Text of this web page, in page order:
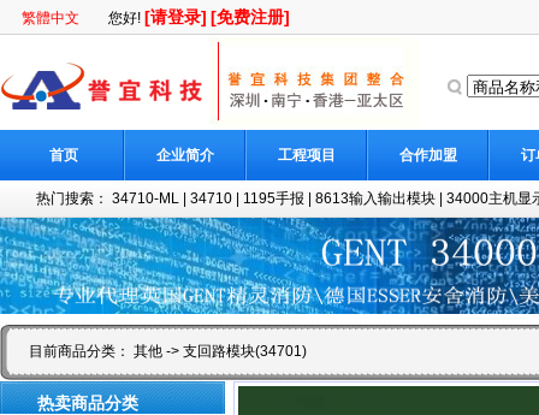
繁體中文 您好! [请登录] [免费注册]
首页 企业简介 工程项目 合作加盟 订
热门搜索： 34710-ML 34710 1195手报 8613输入输出模块 34000主机显
目前商品分类： 其他 -> 支回路模块(34701)
热卖商品分类